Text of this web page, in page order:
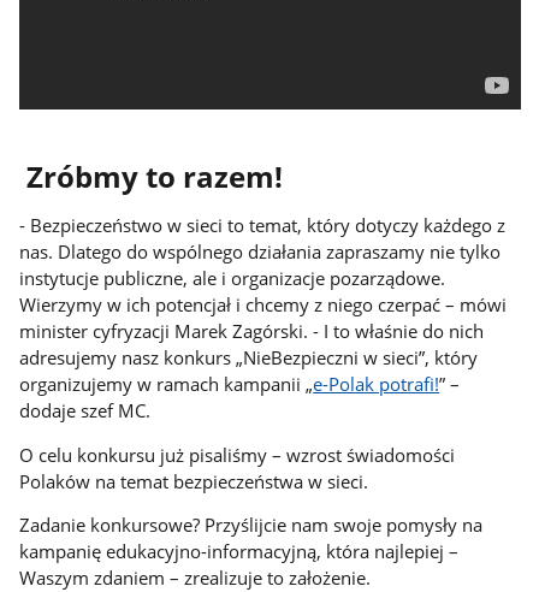
Zróbmy to razem!
- Bezpieczeństwo w sieci to temat, który dotyczy każdego z
nas. Dlatego do wspólnego działania zapraszamy nie tylko
instytucje publiczne, ale i organizacje pozarządowe.
Wierzymy w ich potencjał i chcemy z niego czerpać – mówi
minister cyfryzacji Marek Zagórski. - I to właśnie do nich
adresujemy nasz konkurs „NieBezpieczni w sieci”, który
organizujemy w ramach kampanii „e-Polak potrafi!” –
dodaje szef MC.
O celu konkursu już pisaliśmy – wzrost świadomości
Polaków na temat bezpieczeństwa w sieci.
Zadanie konkursowe? Przyślijcie nam swoje pomysły na
kampanię edukacyjno-informacyjną, która najlepiej –
Waszym zdaniem – zrealizuje to założenie.